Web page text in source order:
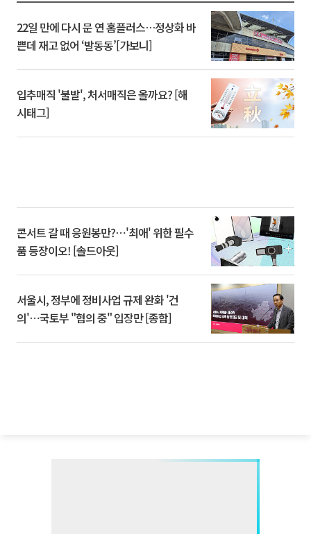
22일 만에 다시 문 연 홈플러스…정상화 바
쁜데 재고 없어 ‘발동동’[가보니]
입추매직 '불발', 처서매직은 올까요? [해
시태그]
콘서트 갈 때 응원봉만?⋯'최애' 위한 필수
품 등장이오! [솔드아웃]
서울시, 정부에 정비사업 규제 완화 '건
의'⋯국토부 "협의 중" 입장만 [종합]